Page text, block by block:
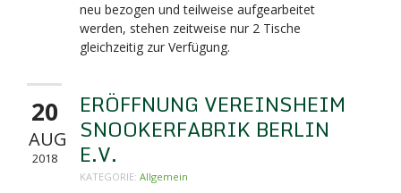
neu bezogen und teilweise aufgearbeitet
werden, stehen zeitweise nur 2 Tische
gleichzeitig zur Verfügung.
20
AUG
2018
ERÖFFNUNG VEREINSHEIM
SNOOKERFABRIK BERLIN
E.V.
KATEGORIE: Allgemein